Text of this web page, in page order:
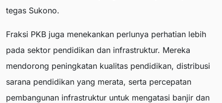
tegas Sukono.
Fraksi PKB juga menekankan perlunya perhatian lebih
pada sektor pendidikan dan infrastruktur. Mereka
mendorong peningkatan kualitas pendidikan, distribusi
sarana pendidikan yang merata, serta percepatan
pembangunan infrastruktur untuk mengatasi banjir dan